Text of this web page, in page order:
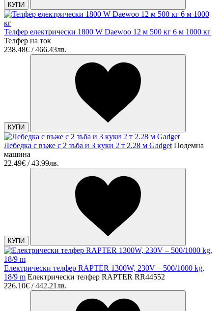
КУПИ
Телфер електрически 1800 W Daewoo 12 м 500 кг 6 м 1000 кг
Телфер на ток
238.48€ / 466.43лв.
КУПИ
Лебедка с въже с 2 зъба и 3 куки 2 т 2.28 м Gadget Подемна
машина
22.49€ / 43.99лв.
КУПИ
Електрически телфер RAPTER 1300W, 230V – 500/1000 kg,
18/9 m Електрически телфер RAPTER RR44552
226.10€ / 442.21лв.